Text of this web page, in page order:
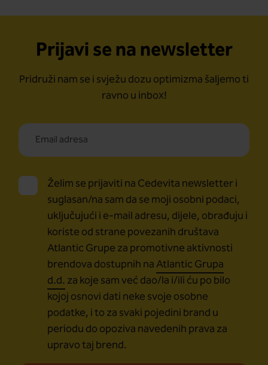
Prijavi se na newsletter
Pridruži nam se i svježu dozu optimizma šaljemo ti
ravno u inbox!
Želim se prijaviti na Cedevita newsletter i
suglasan/na sam da se moji osobni podaci,
uključujući i e-mail adresu, dijele, obrađuju i
koriste od strane povezanih društava
Atlantic Grupe za promotivne aktivnosti
brendova dostupnih naAtlantic Grupa
d.d. za koje sam već dao/la i/ili ću po bilo
kojoj osnovi dati neke svoje osobne
podatke, i to za svaki pojedini brand u
periodu do opoziva navedenih prava za
upravo taj brend.